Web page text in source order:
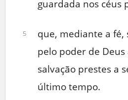
guardada nos céus
5
que, mediante a fé,
pelo poder de Deus
salvação prestes a
último tempo.